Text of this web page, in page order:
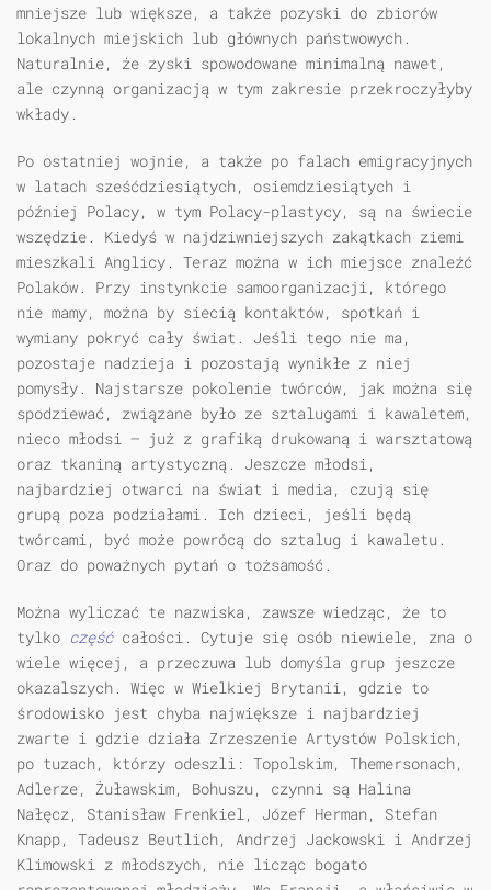
mniejsze lub większe, a także pozyski do zbiorów
lokalnych miejskich lub głównych państwowych.
Naturalnie, że zyski spowodowane minimalną nawet,
ale czynną organizacją w tym zakresie przekroczyłyby
wkłady.
Po ostatniej wojnie, a także po falach emigracyjnych
w latach sześćdziesiątych, osiemdziesiątych i
później Polacy, w tym Polacy-plastycy, są na świecie
wszędzie. Kiedyś w najdziwniejszych zakątkach ziemi
mieszkali Anglicy. Teraz można w ich miejsce znaleźć
Polaków. Przy instynkcie samoorganizacji, którego
nie mamy, można by siecią kontaktów, spotkań i
wymiany pokryć cały świat. Jeśli tego nie ma,
pozostaje nadzieja i pozostają wynikłe z niej
pomysły. Najstarsze pokolenie twórców, jak można się
spodziewać, związane było ze sztalugami i kawaletem,
nieco młodsi — już z grafiką drukowaną i warsztatową
oraz tkaniną artystyczną. Jeszcze młodsi,
najbardziej otwarci na świat i media, czują się
grupą poza podziałami. Ich dzieci, jeśli będą
twórcami, być może powrócą do sztalug i kawaletu.
Oraz do poważnych pytań o tożsamość.
Można wyliczać te nazwiska, zawsze wiedząc, że to
tylko część całości. Cytuje się osób niewiele, zna o
wiele więcej, a przeczuwa lub domyśla grup jeszcze
okazalszych. Więc w Wielkiej Brytanii, gdzie to
środowisko jest chyba największe i najbardziej
zwarte i gdzie działa Zrzeszenie Artystów Polskich,
po tuzach, którzy odeszli: Topolskim, Themersonach,
Adlerze, Żuławskim, Bohuszu, czynni są Halina
Nałęcz, Stanisław Frenkiel, Józef Herman, Stefan
Knapp, Tadeusz Beutlich, Andrzej Jackowski i Andrzej
Klimowski z młodszych, nie licząc bogato